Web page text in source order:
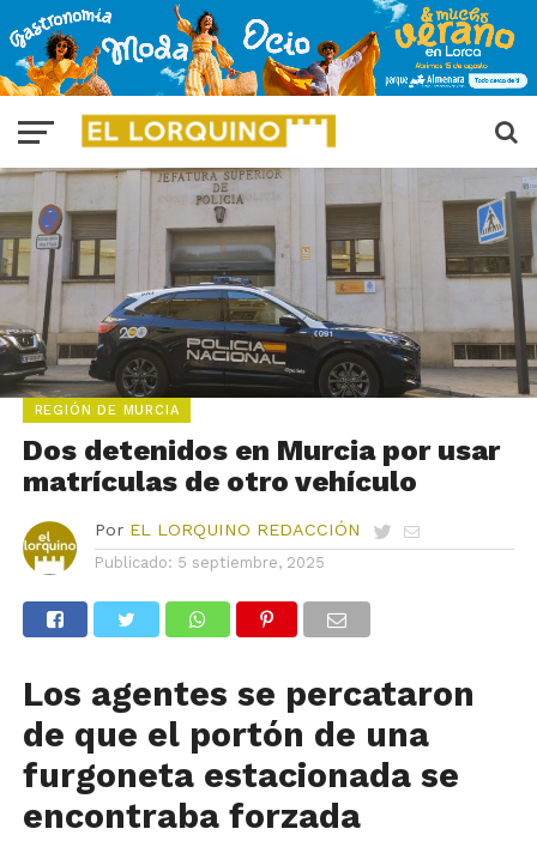
REGIÓN DE MURCIA
Dos detenidos en Murcia por usar
matrículas de otro vehículo
Por EL LORQUINO REDACCIÓN
Publicado: 5 septiembre, 2025
Los agentes se percataron
de que el portón de una
furgoneta estacionada se
encontraba forzada